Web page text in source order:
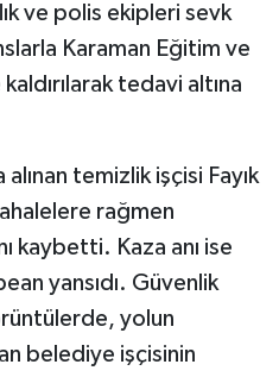
ve polis ekipleri sevk
Karaman Eğitim ve
tedavi altına
temizlik işçisi Fayık
rağmen
kaybetti. Kaza anı ise
yansıdı. Güvenlik
yolun
belediye işçisinin